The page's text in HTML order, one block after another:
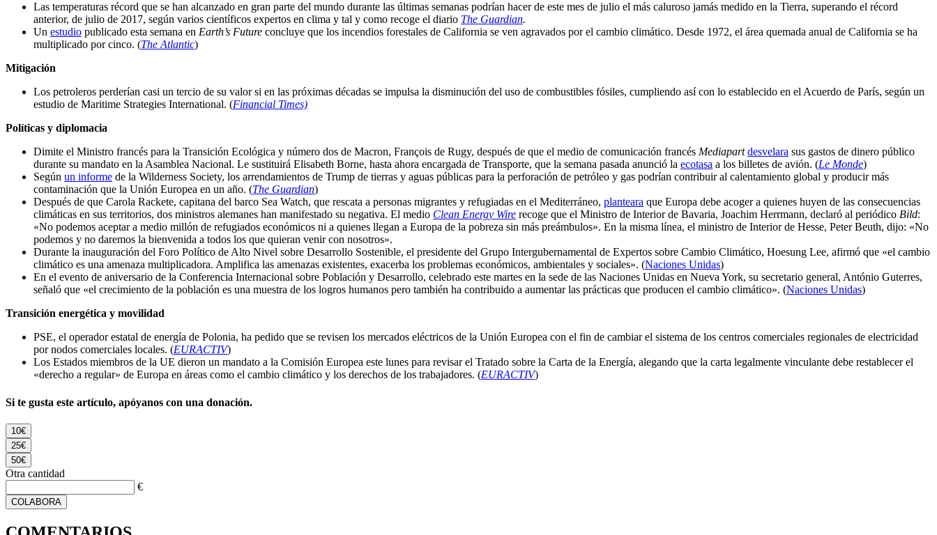
Las temperaturas récord que se han alcanzado en gran parte del mundo durante las últimas semanas podrían hacer de este mes de julio el más caluroso jamás medido en la Tierra, superando el récord
anterior, de julio de 2017, según varios científicos expertos en clima y tal y como recoge el diario The Guardian.
Un estudio publicado esta semana en Earth’s Future concluye que los incendios forestales de California se ven agravados por el cambio climático. Desde 1972, el área quemada anual de California se ha
multiplicado por cinco. (The Atlantic)
Mitigación
Los petroleros perderían casi un tercio de su valor si en las próximas décadas se impulsa la disminución del uso de combustibles fósiles, cumpliendo así con lo establecido en el Acuerdo de París, según un
estudio de Maritime Strategies International. (Financial Times)
Políticas y diplomacia
Dimite el Ministro francés para la Transición Ecológica y número dos de Macron, François de Rugy, después de que el medio de comunicación francés Mediapartdesvelara sus gastos de dinero público
durante su mandato en la Asamblea Nacional. Le sustituirá Elisabeth Borne, hasta ahora encargada de Transporte, que la semana pasada anunció la ecotasa a los billetes de avión. (Le Monde)
Según un informe de la Wilderness Society, los arrendamientos de Trump de tierras y aguas públicas para la perforación de petróleo y gas podrían contribuir al calentamiento global y producir más
contaminación que la Unión Europea en un año. (The Guardian)
Después de que Carola Rackete, capitana del barco Sea Watch, que rescata a personas migrantes y refugiadas en el Mediterráneo, planteara que Europa debe acoger a quienes huyen de las consecuencias
climáticas en sus territorios, dos ministros alemanes han manifestado su negativa. El medio Clean Energy Wire recoge que el Ministro de Interior de Bavaria, Joachim Herrmann, declaró al periódico Bild:
«No podemos aceptar a medio millón de refugiados económicos ni a quienes llegan a Europa de la pobreza sin más preámbulos». En la misma línea, el ministro de Interior de Hesse, Peter Beuth, dijo: «No
podemos y no daremos la bienvenida a todos los que quieran venir con nosotros».
Durante la inauguración del Foro Político de Alto Nivel sobre Desarrollo Sostenible, el presidente del Grupo Intergubernamental de Expertos sobre Cambio Climático, Hoesung Lee, afirmó que «el cambio
climático es una amenaza multiplicadora. Amplifica las amenazas existentes, exacerba los problemas económicos, ambientales y sociales». (Naciones Unidas)
En el evento de aniversario de la Conferencia Internacional sobre Población y Desarrollo, celebrado este martes en la sede de las Naciones Unidas en Nueva York, su secretario general, António Guterres,
señaló que «el crecimiento de la población es una muestra de los logros humanos pero también ha contribuido a aumentar las prácticas que producen el cambio climático». (Naciones Unidas)
Transición energética y movilidad
PSE, el operador estatal de energía de Polonia, ha pedido que se revisen los mercados eléctricos de la Unión Europea con el fin de cambiar el sistema de los centros comerciales regionales de electricidad
por nodos comerciales locales. (EURACTIV)
Los Estados miembros de la UE dieron un mandato a la Comisión Europea este lunes para revisar el Tratado sobre la Carta de la Energía, alegando que la carta legalmente vinculante debe restablecer el
«derecho a regular» de Europa en áreas como el cambio climático y los derechos de los trabajadores. (EURACTIV)
Si te gusta este artículo, apóyanos con una donación.
10€
25€
50€
Otra cantidad
€
COLABORA